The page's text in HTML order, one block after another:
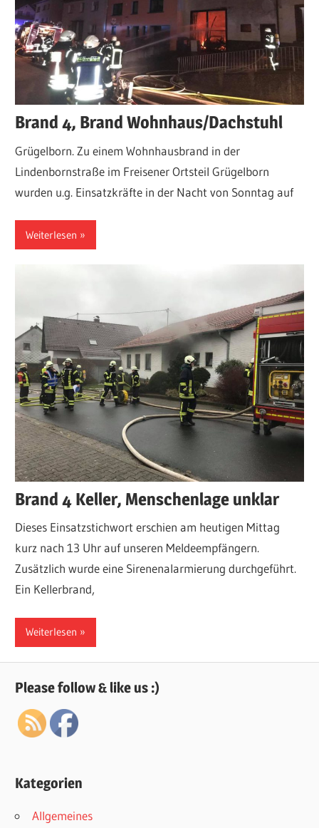
über
Einsätze,
Fahrzeuge,
Termine
sonstige
Aktivitäten.
Brand 4, Brand Wohnhaus/Dachstuhl
Grügelborn. Zu einem Wohnhausbrand in der
Lindenbornstraße im Freisener Ortsteil Grügelborn
wurden u.g. Einsatzkräfte in der Nacht von Sonntag auf
Weiterlesen
Brand 4 Keller, Menschenlage unklar
Dieses Einsatzstichwort erschien am heutigen Mittag
kurz nach 13 Uhr auf unseren Meldeempfängern.
Zusätzlich wurde eine Sirenenalarmierung durchgeführt.
Ein Kellerbrand,
Weiterlesen
Please follow & like us :)
Kategorien
Allgemeines